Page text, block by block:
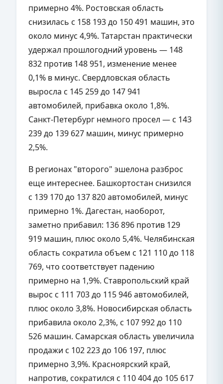
примерно 4%. Ростовская область
снизилась с 158 193 до 150 491 машин, это
около минус 4,9%. Татарстан практически
удержал прошлогодний уровень — 148
832 против 148 951, изменение менее
0,1% в минус. Свердловская область
выросла с 145 259 до 147 941
автомобилей, прибавка около 1,8%.
Санкт-Петербург немного просел — с 143
239 до 139 627 машин, минус примерно
2,5%.
В регионах "второго" эшелона разброс
еще интереснее. Башкортостан снизился
с 139 170 до 137 820 автомобилей, минус
примерно 1%. Дагестан, наоборот,
заметно прибавил: 136 896 против 129
919 машин, плюс около 5,4%. Челябинская
область сократила объем с 121 110 до 118
769, что соответствует падению
примерно на 1,9%. Ставропольский край
вырос с 111 703 до 115 946 автомобилей,
плюс около 3,8%. Новосибирская область
прибавила около 2,3%, с 107 992 до 110
526 машин. Самарская область увеличила
продажи с 102 223 до 106 197, плюс
примерно 3,9%. Красноярский край,
напротив, сократился с 110 404 до 105 617